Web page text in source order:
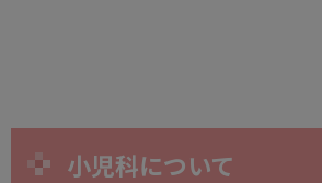
小児科について